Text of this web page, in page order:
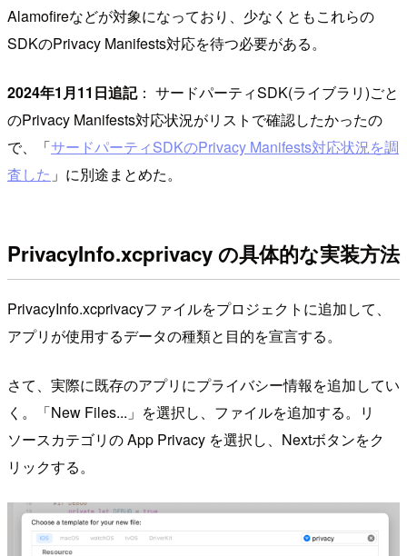
Alamofireなどが対象になっており、少なくともこれらの
SDKのPrivacy Manifests対応を待つ必要がある。
2024年1月11日追記： サードパーティSDK(ライブラリ)ごと
のPrivacy Manifests対応状況がリストで確認したかったの
で、「サードパーティSDKのPrivacy Manifests対応状況を調
査した 」に別途まとめた。
PrivacyInfo.xcprivacy の具体的な実装方法
PrivacyInfo.xcprivacyファイルをプロジェクトに追加して、
アプリが使用するデータの種類と目的を宣言する。
さて、実際に既存のアプリにプライバシー情報を追加してい
く。「New Files...」を選択し、ファイルを追加する。リ
ソースカテゴリの App Privacy を選択し、Nextボタンをク
リックする。